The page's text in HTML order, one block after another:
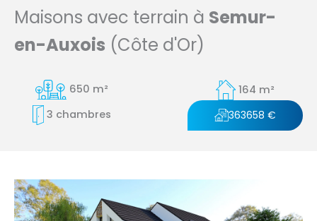
Maisons avec terrain à Semur-
en-Auxois (Côte d'Or)
650 m²
164 m²
3 chambres
363658 €